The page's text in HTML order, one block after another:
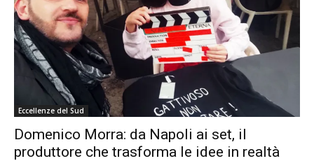
Eccellenze del Sud
Domenico Morra: da Napoli ai set, il
produttore che trasforma le idee in realtà